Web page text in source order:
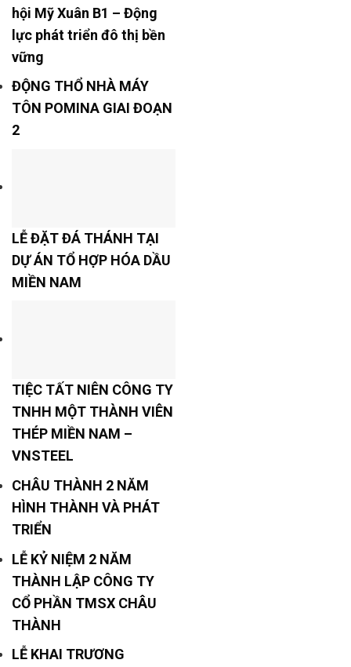
hội Mỹ Xuân B1 – Động
lực phát triển đô thị bền
vững
ĐỘNG THỔ NHÀ MÁY
TÔN POMINA GIAI ĐOẠN
2
LỄ ĐẶT ĐÁ THÁNH TẠI
DỰ ÁN TỔ HỢP HÓA DẦU
MIỀN NAM
TIỆC TẤT NIÊN CÔNG TY
TNHH MỘT THÀNH VIÊN
THÉP MIỀN NAM –
VNSTEEL
CHÂU THÀNH 2 NĂM
HÌNH THÀNH VÀ PHÁT
TRIỂN
LỄ KỶ NIỆM 2 NĂM
THÀNH LẬP CÔNG TY
CỔ PHẦN TMSX CHÂU
THÀNH
LỄ KHAI TRƯƠNG